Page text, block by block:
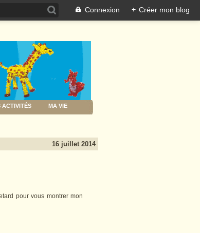
Connexion + Créer mon blog
ACTIVITÉS MA VIE
16 juillet 2014
pour vous montrer mon